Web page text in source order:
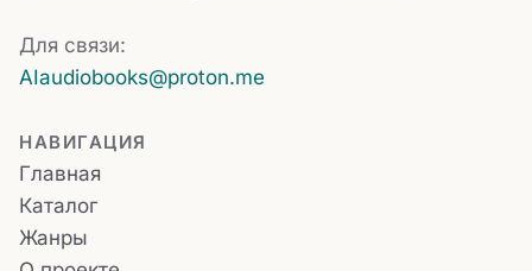
Для связи:
AIaudiobooks@proton.me
НАВИГАЦИЯ
Главная
Каталог
Жанры